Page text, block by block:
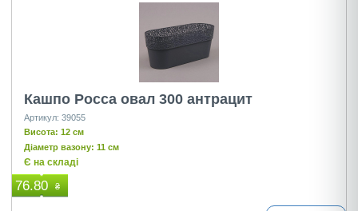
Кашпо Росса овал 300 антрацит
Артикул: 39055
Висота: 12 см
Діаметр вазону: 11 см
Є на складі
76.80 ₴